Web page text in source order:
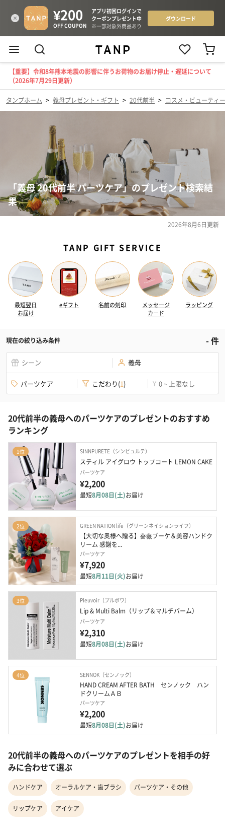
【重要】令和8年熊本地震の影響に伴うお荷物のお届け停止・遅延について
（2026年7月29日更新）
タンプホーム > 義母プレゼント・ギフト > 20代前半 > コスメ・ビューティー
「義母 20代前半 パーツケア」のプレゼント検索結
果
2026年8月6日更新
TANP GIFT SERVICE
最短翌日
お届け
eギフト 名前の刻印
メッセージ
カード
ラッピング
現在の絞り込み条件 -件
シーン 義母
パーツケア こだわり(1) ¥ 0 ~ 上限なし
20代前半の義母へのパーツケアのプレゼントのおすすめ
ランキング
1位 SINNPURETE（シンピュルテ）
スティル アイグロウ トップコート LEMON CAKE
パーツケア
¥2,200
最短8月08日(土)お届け
2位 GREEN NATION life（グリーンネイションライフ）
【大切な奥様へ贈る】薔薇ブーケ＆美容ハンドク
リーム 感謝を...
パーツケア
¥7,920
最短8月11日(火)お届け
3位 Pleuvoir（プルボワ）
Lip & Multi Balm（リップ＆マルチバーム）
パーツケア
¥2,310
最短8月08日(土)お届け
4位 SENNOK（センノック）
HAND CREAM AFTER BATH　センノック　ハン
ドクリームＡＢ
パーツケア
¥2,200
最短8月08日(土)お届け
20代前半の義母へのパーツケアのプレゼントを相手の好
みに合わせて選ぶ
ハンドケア オーラルケア・歯ブラシ パーツケア・その他
リップケア アイケア